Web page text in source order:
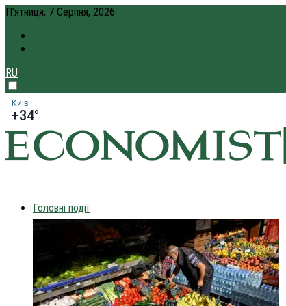
П’ятниця, 7 Серпня, 2026
RU
Київ
+34°
Головні події